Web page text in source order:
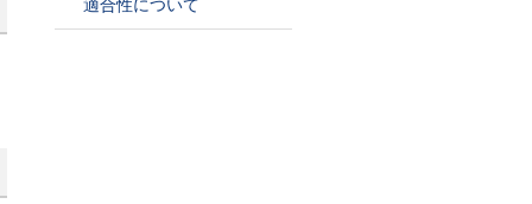
適合性について